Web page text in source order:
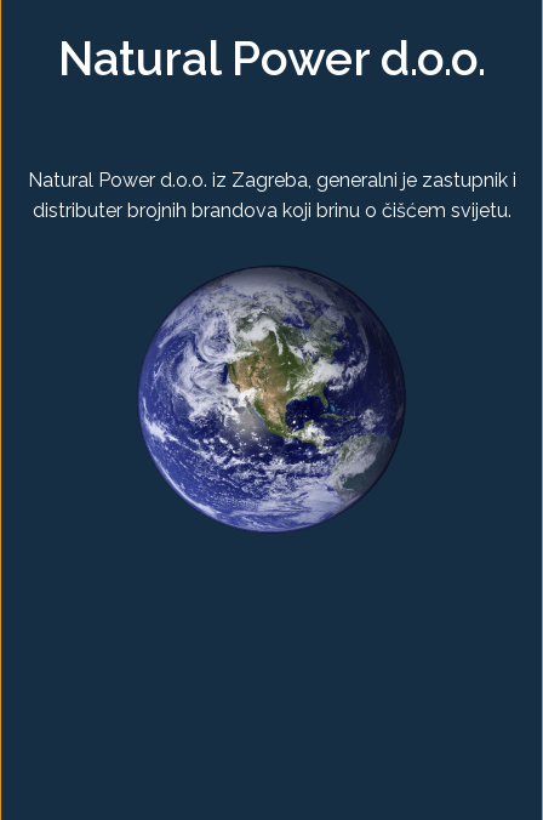
Natural Power d.o.o.
Natural Power d.o.o. iz Zagreba, generalni je zastupnik i
distributer brojnih brandova koji brinu o čišćem svijetu.